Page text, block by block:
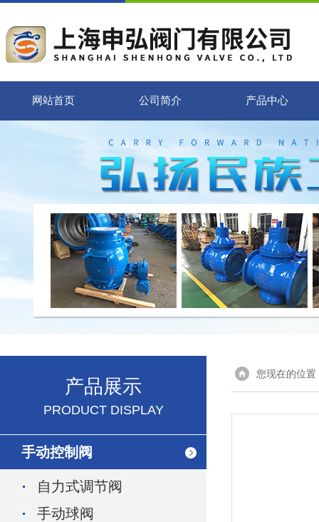
网站首页 公司简介 产品中心
产品展示
PRODUCT DISPLAY
手动控制阀
自力式调节阀
手动球阀
您现在的位置